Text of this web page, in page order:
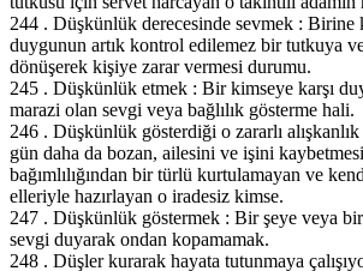
244 . Düşkünlük derecesinde sevmek : Birine
duygunun artık kontrol edilemez bir tutkuya ve
dönüşerek kişiye zarar vermesi durumu.
245 . Düşkünlük etmek : Bir kimseye karşı
marazi olan sevgi veya bağlılık gösterme hali.
246 . Düşkünlük gösterdiği o zararlı alışkanlık
gün daha da bozan, ailesini ve işini
bağımlılığından bir türlü kurtulamayan ve
elleriyle hazırlayan o iradesiz kimse.
247 . Düşkünlük göstermek : Bir şeye veya
sevgi duyarak ondan kopamamak.
248 . Düşler kurarak hayata tutunmaya